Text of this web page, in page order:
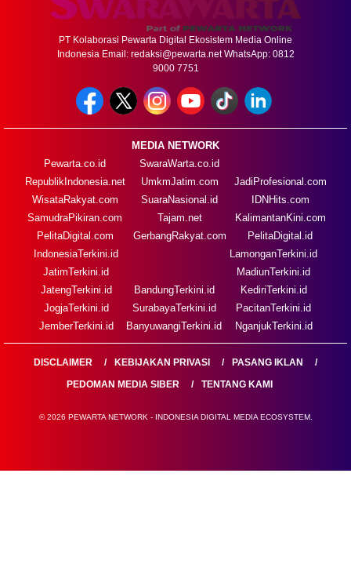
PT Kolaborasi Pewarta Digital Ekosistem Media Online
Indonesia Email: redaksi@pewarta.netWhatsApp: 0812
9000 7751
MEDIA NETWORK
Pewarta.co.id
RepublikIndonesia.net
WisataRakyat.com
SamudraPikiran.com
PelitaDigital.com
SwaraWarta.co.id
UmkmJatim.com
SuaraNasional.id
Tajam.net
GerbangRakyat.com
JadiProfesional.com
IDNHits.com
KalimantanKini.com
PelitaDigital.id
IndonesiaTerkini.id
JatimTerkini.id
JatengTerkini.id
JogjaTerkini.id
JemberTerkini.id
BandungTerkini.id
SurabayaTerkini.id
BanyuwangiTerkini.id
LamonganTerkini.id
MadiunTerkini.id
KediriTerkini.id
PacitanTerkini.id
NganjukTerkini.id
DISCLAIMER KEBIJAKAN PRIVASI
PASANG IKLAN
PEDOMAN MEDIA SIBER
TENTANG KAMI
© 2026 PEWARTA NETWORK - INDONESIA DIGITAL MEDIA ECOSYSTEM.